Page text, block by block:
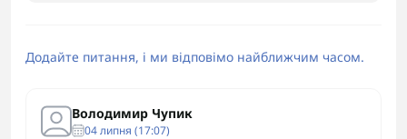
Додайте питання, і ми відповімо найближчим часом.
Володимир Чупик
04 липня (17:07)